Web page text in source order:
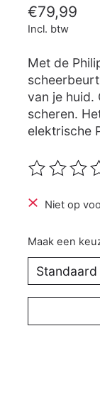
€79,99
Incl. btw
Met de
van je huid.
scheren.
elektrische
De
Niet op
Maak een